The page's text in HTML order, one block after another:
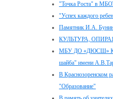
"Точка Роста" в
"Успех каждого
Памятник И.А.
КУЛЬТУРА,
МБУ ДО «ДЮСШ»
шайба" имени
В Краснозоренском
"Образование"